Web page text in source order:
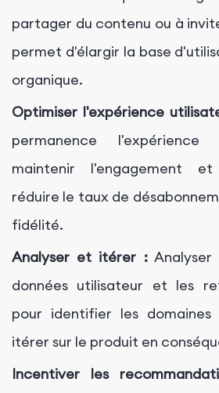
partager du contenu ou à
permet d'élargir la base
organique.
Optimiser l'expérience
permanence
maintenir l'engagement
réduire le taux de
fidélité.
Analyser et itérer :Analyser
données utilisateur et les
pour identifier les
itérer sur le produit en
Incentiver les